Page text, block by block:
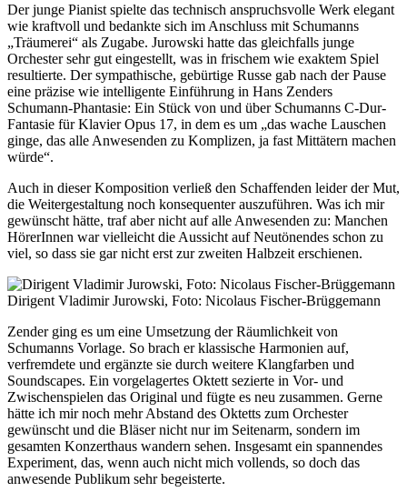
Der junge Pianist spielte das technisch anspruchsvolle Werk elegant
wie kraftvoll und bedankte sich im Anschluss mit Schumanns
„Träumerei“ als Zugabe. Jurowski hatte das gleichfalls junge
Orchester sehr gut eingestellt, was in frischem wie exaktem Spiel
resultierte. Der sympathische, gebürtige Russe gab nach der Pause
eine präzise wie intelligente Einführung in Hans Zenders
Schumann-Phantasie: Ein Stück von und über Schumanns C-Dur-
Fantasie für Klavier Opus 17, in dem es um „das wache Lauschen
ginge, das alle Anwesenden zu Komplizen, ja fast Mittätern machen
würde“.
Auch in dieser Komposition verließ den Schaffenden leider der Mut,
die Weitergestaltung noch konsequenter auszuführen. Was ich mir
gewünscht hätte, traf aber nicht auf alle Anwesenden zu: Manchen
HörerInnen war vielleicht die Aussicht auf Neutönendes schon zu
viel, so dass sie gar nicht erst zur zweiten Halbzeit erschienen.
Dirigent Vladimir Jurowski, Foto: Nicolaus Fischer-Brüggemann
Zender ging es um eine Umsetzung der Räumlichkeit von
Schumanns Vorlage. So brach er klassische Harmonien auf,
verfremdete und ergänzte sie durch weitere Klangfarben und
Soundscapes. Ein vorgelagertes Oktett sezierte in Vor- und
Zwischenspielen das Original und fügte es neu zusammen. Gerne
hätte ich mir noch mehr Abstand des Oktetts zum Orchester
gewünscht und die Bläser nicht nur im Seitenarm, sondern im
gesamten Konzerthaus wandern sehen. Insgesamt ein spannendes
Experiment, das, wenn auch nicht mich vollends, so doch das
anwesende Publikum sehr begeisterte.